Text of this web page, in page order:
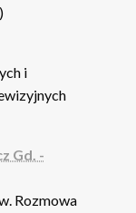
i
Gd. -
Rozmowa